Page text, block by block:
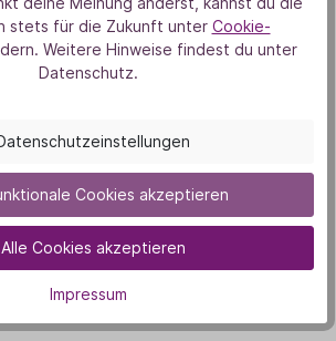
Liebe zur Natur
Unsere Duft-Highlights
könnte dich auch
interessieren
stets für die Zukunft unter Cookie-
Weitere Hinweise findest du unter
Datenschutz.
Cookies akzeptieren
Alle Cookies akzeptieren
Impressum